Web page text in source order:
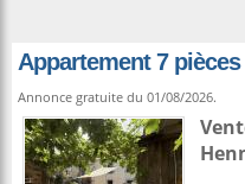
Appartement 7 pièces
Annonce gratuite du 01/08/2026.